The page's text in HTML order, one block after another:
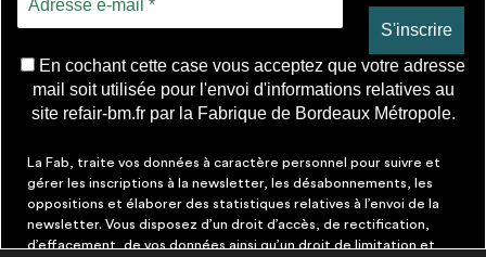
En cochant cette case vous acceptez que votre adresse
mail soit utilisée pour l'envoi d'informations relatives au
site refair-bm.fr par la Fabrique de Bordeaux Métropole.
La Fab, traite vos données à caractère personnel pour suivre et
gérer les inscriptions à la newsletter, les désabonnements, les
oppositions et élaborer des statistiques relatives à l’envoi de la
newsletter. Vous disposez d’un droit d’accès, de rectification,
d’effacement, de vos données ainsi qu’un droit de limitation et